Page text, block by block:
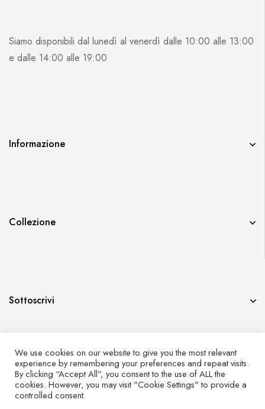
Siamo disponibili dal lunedì al venerdì dalle 10:00 alle 13:00
e dalle 14:00 alle 19:00
Informazione
Collezione
Sottoscrivi
Copyright © 2026 Flyretroitaly.com | All Rights
Reserved
We use cookies on our website to give you the most relevant
experience by remembering your preferences and repeat visits.
By clicking “Accept All”, you consent to the use of ALL the
cookies. However, you may visit "Cookie Settings" to provide a
controlled consent.